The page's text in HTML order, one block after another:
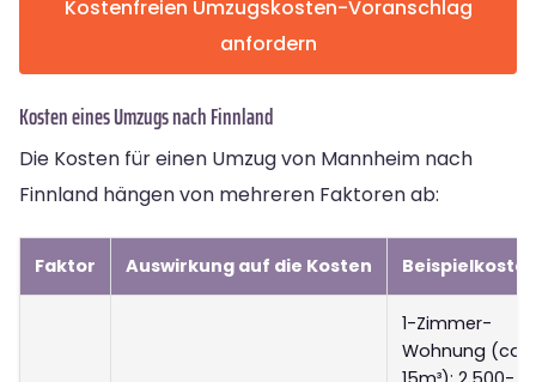
Kostenfreien Umzugskosten-Voranschlag
anfordern
Kosten eines Umzugs nach Finnland
Die Kosten für einen Umzug von Mannheim nach
Finnland hängen von mehreren Faktoren ab:
Faktor Auswirkung auf die Kosten
1-Zimmer-
Wohnung (ca.